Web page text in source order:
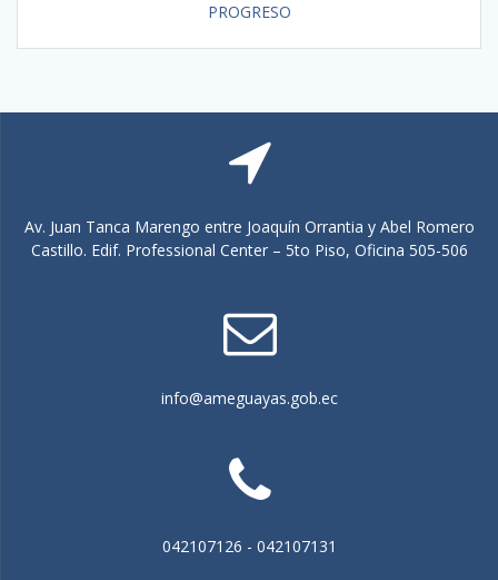
PROGRESO
Av. Juan Tanca Marengo entre Joaquín Orrantia y Abel Romero
Castillo. Edif. Professional Center – 5to Piso, Oficina 505-506
info@ameguayas.gob.ec
042107126 - 042107131